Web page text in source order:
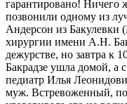
гарантировано!
позвонили одному из
Андерсон из Бакулевки
хирургии имени А.Н.
дежурстве, но завтра к
Бакрадзе ушла домой, а
педиатр Илья
муж. Встревоженный,